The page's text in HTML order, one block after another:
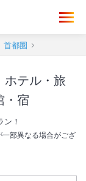
首都圏
ホテル・旅
・宿
！
部異なる場合がござ